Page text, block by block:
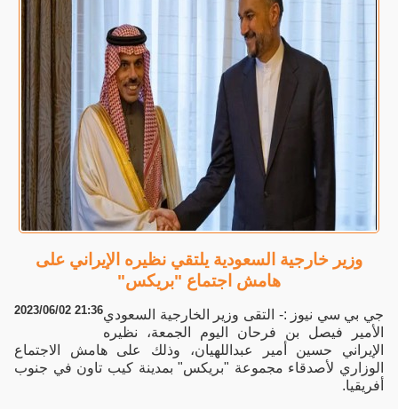
وزير خارجية السعودية يلتقي نظيره الإيراني على
هامش اجتماع "بريكس"
2023/06/02 21:36جي بي سي نيوز :- التقى وزير الخارجية السعودي
الأمير فيصل بن فرحان اليوم الجمعة، نظيره
الإيراني حسين أمير عبداللهيان، وذلك على هامش الاجتماع
الوزاري لأصدقاء مجموعة "بريكس" بمدينة كيب تاون في جنوب
أفريقيا.